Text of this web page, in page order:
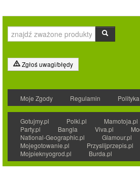
Zgłoś uwagi/błędy
Moje Zgody Regulamin
Gotujmy.pl Polki.pl Mamotoja.pl
Party.pl
Bangla Viva.pl
National-Geographic.pl
Glamour.pl
Mojegotowanie.pl
Przyslijprzepis.pl
Mojpieknyogrod.pl
Burda.pl